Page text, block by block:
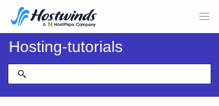
Hosting-tutorials